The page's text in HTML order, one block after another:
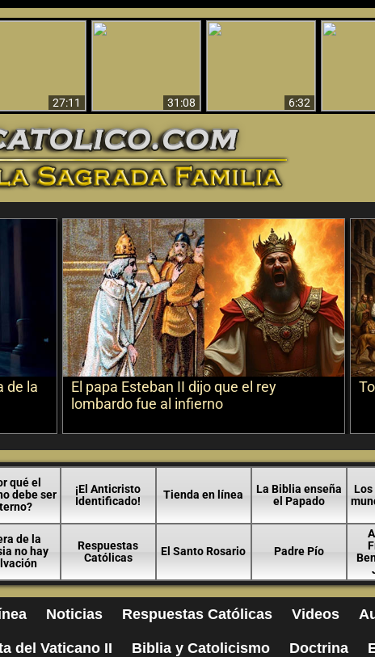
27:11
31:08 6:32
de la
El papa Esteban II dijo que el rey
lombardo fue al infierno
qué el
debe ser
¡El Anticristo
Identificado!
Tienda en línea
La Biblia enseña
el Papado
Los
de la
no hay
Respuestas
Católicas
El Santo Rosario Padre Pío
Noticias Respuestas Católicas Videos
del Vaticano II Biblia y Catolicismo Doctrina